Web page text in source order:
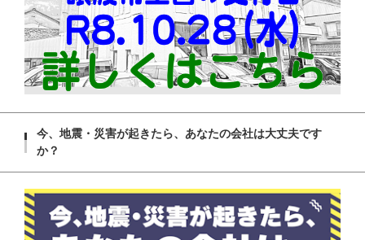
今、地震・災害が起きたら、あなたの会社は大丈夫です
か？